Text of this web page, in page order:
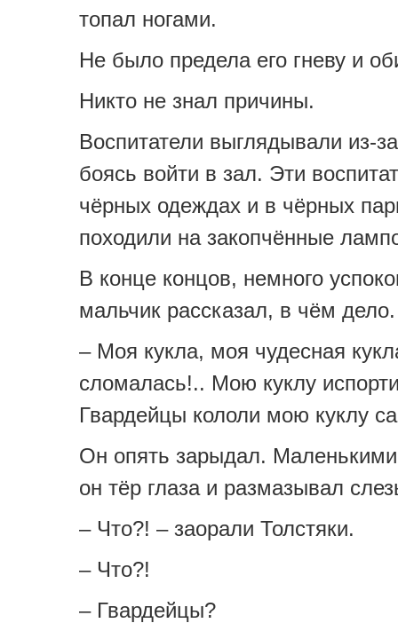
топал ногами.
Не было предела его гневу и
Никто не знал причины.
Воспитатели выглядывали из-
боясь войти в зал. Эти
чёрных одеждах и в чёрных
походили на закопчённые
В конце концов, немного
мальчик рассказал, в чём дело.
– Моя кукла, моя чудесная
сломалась!.. Мою куклу
Гвардейцы кололи мою куклу
Он опять зарыдал.
он тёр глаза и размазывал
– Что?! – заорали Толстяки.
– Что?!
– Гвардейцы?